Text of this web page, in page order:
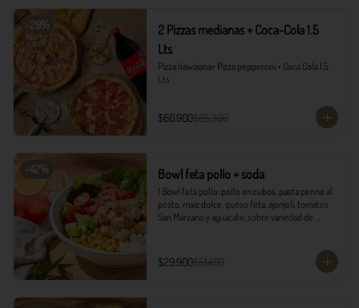
-29%
2 Pizzas medianas + Coca-Cola 1.5
Lts
Pizza hawaiana+ Pizza pepperoni + Coca Cola 1.5
Lts
$60.900$85.300
-42% Bowl feta pollo + soda
1 Bowl feta pollo: pollo en cubos, pasta penne al
pesto, maíz dulce, queso feta, ajonjolí, tomates
San Marzano y aguacate; sobre variedad de
$29.900$51.400